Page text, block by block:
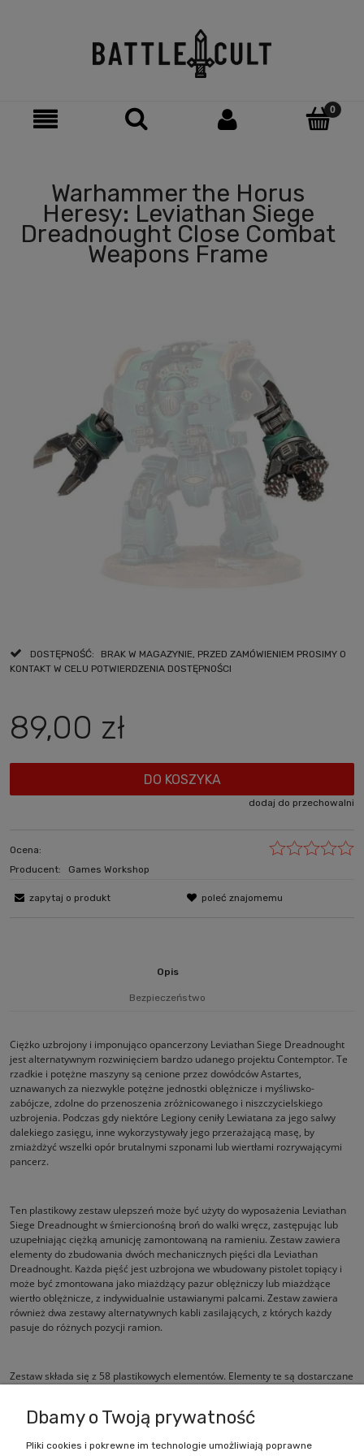
Warhammer the Horus
Heresy: Leviathan Siege
Dreadnought Close Combat
Weapons Frame
DOSTĘPNOŚĆ:
BRAK W MAGAZYNIE, PRZED ZAMÓWIENIEM PROSIMY O
KONTAKT W CELU POTWIERDZENIA DOSTĘPNOŚCI
89,00 zł
DO KOSZYKA
dodaj do przechowalni
Ocena:
Producent:
Games Workshop
zapytaj o produkt poleć znajomemu
Opis
Bezpieczeństwo
Ciężko uzbrojony i imponująco opancerzony Leviathan Siege Dreadnought
jest alternatywnym rozwinięciem bardzo udanego projektu Contemptor. Te
rzadkie i potężne maszyny są cenione przez dowódców Astartes,
uznawanych za niezwykle potężne jednostki oblężnicze i myśliwsko-
zabójcze, zdolne do przenoszenia zróżnicowanego i niszczycielskiego
uzbrojenia. Podczas gdy niektóre Legiony ceniły Lewiatana za jego salwy
dalekiego zasięgu, inne wykorzystywały jego przerażającą masę, by
zmiażdżyć wszelki opór brutalnymi szponami lub wiertłami rozrywającymi
pancerz.
Ten plastikowy zestaw ulepszeń może być użyty do wyposażenia Leviathan
Siege Dreadnought w śmiercionośną broń do walki wręcz, zastępując lub
uzupełniając ciężką amunicję zamontowaną na ramieniu. Zestaw zawiera
elementy do zbudowania dwóch mechanicznych pięści dla Leviathan
Dreadnought. Każda pięść jest uzbrojona we wbudowany pistolet topiący i
może być zmontowana jako miażdżący pazur oblężniczy lub miażdżące
wiertło oblężnicze, z indywidualnie ustawianymi palcami. Zestaw zawiera
również dwa zestawy alternatywnych kabli zasilających, z których każdy
pasuje do różnych pozycji ramion.
Zestaw składa się z 58 plastikowych elementów. Elementy te są dostarczane
Dbamy o Twoją prywatność
Pliki cookies i pokrewne im technologie umożliwiają poprawne